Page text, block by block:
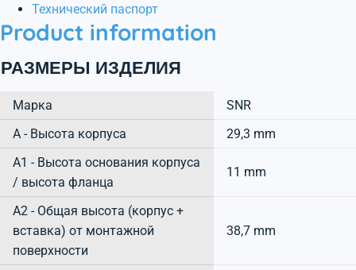
Технический паспорт
Product information
РАЗМЕРЫ ИЗДЕЛИЯ
Марка
SNR
А - Высота корпуса
29,3 mm
A1 - Высота основания корпуса
/ высота фланца
11 mm
A2 - Общая высота (корпус +
вставка) от монтажной
поверхности
38,7 mm